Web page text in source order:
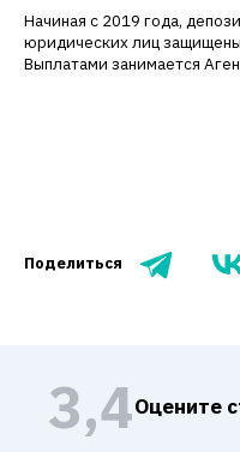
Начиная с 2019 года,
юридических лиц
Выплатами занимается
Поделиться
3,4Оцените